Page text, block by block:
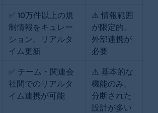
✅ 10万件以上の規
制情報をキュレー
ション。リアルタ
イム更新
⚠️ 情報範囲
が限定的。
外部連携が
必要
✅ チーム・関連会
社間でのリアルタ
イム連携が可能
⚠️ 基本的な
機能のみ。
分断された
設計が多い